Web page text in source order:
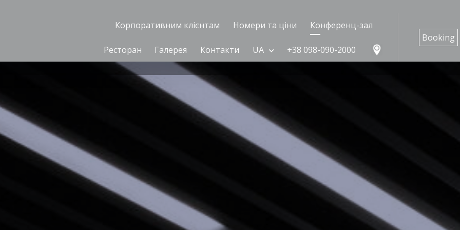
Корпоративним клієнтам Номери та ціни Конференц-зал
Ресторан Галерея Контакти UA ​​+38 098-090-2000 #
Booking